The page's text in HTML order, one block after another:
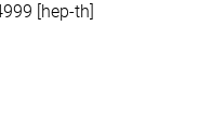
[hep-th]